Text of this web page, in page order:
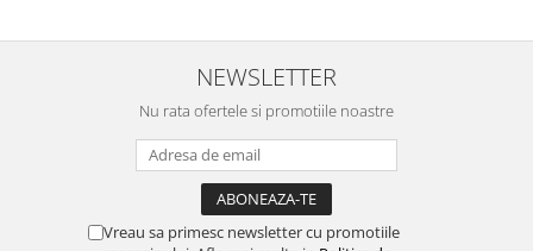
Nu numai ca este rezistenta la
zgarieturi si spargere, ci si
INTARESTEecranul!
Folia avand rezistenta 9H la
zgarieturi, asigura si un aspect
NEWSLETTER
Nu rata ofertele si promotiile noastre
Vreau sa primesc newsletter cu promotiile